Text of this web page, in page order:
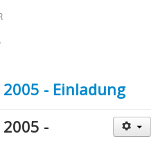
- Einladung
-